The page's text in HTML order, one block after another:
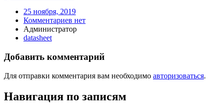
25 ноября, 2019
Комментариев нет
Администратор
datasheet
Добавить комментарий
Для отправки комментария вам необходимо авторизоваться.
Навигация по записям